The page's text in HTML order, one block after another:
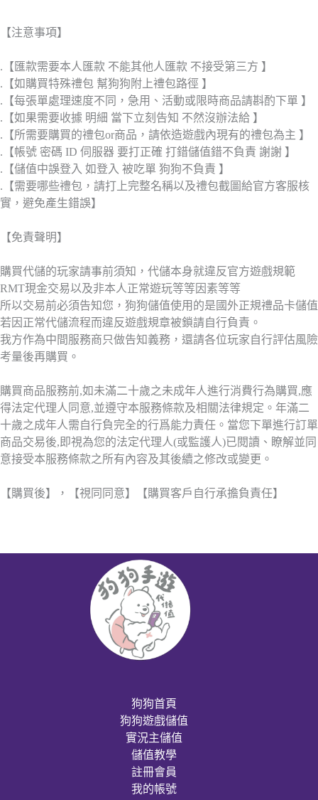
【注意事項】
.【匯款需要本人匯款 不能其他人匯款 不接受第三方 】
.【如購買特殊禮包 幫狗狗附上禮包路徑 】
.【每張單處理速度不同，急用、活動或限時商品請斟酌下單 】
.【如果需要收據 明細 當下立刻告知 不然沒辦法給 】
.【所需要購買的禮包or商品，請依造遊戲內現有的禮包為主 】
.【帳號 密碼 ID 伺服器 要打正確 打錯儲值錯不負責 謝謝 】
.【儲值中誤登入 如登入 被吃單 狗狗不負責 】
.【需要哪些禮包，請打上完整名稱以及禮包截圖給官方客服核
實，避免產生錯誤】
【免責聲明】
購買代儲的玩家請事前須知，代儲本身就違反官方遊戲規範
RMT現金交易以及非本人正常遊玩等等因素等等
所以交易前必須告知您，狗狗儲值使用的是國外正規禮品卡儲值
若因正常代儲流程而違反遊戲規章被鎖請自行負責。
我方作為中間服務商只做告知義務，還請各位玩家自行評估風險
考量後再購買。
購買商品服務前,如未滿二十歲之未成年人進行消費行為購買,應
得法定代理人同意,並遵守本服務條款及相關法律規定。年滿二
十歲之成年人需自行負完全的行爲能力責任。當您下單進行訂單
商品交易後,即視為您的法定代理人(或監護人)已閱讀、瞭解並同
意接受本服務條款之所有內容及其後續之修改或變更。
【購買後】，【視同同意】【購買客戶自行承擔負責任】
狗狗首頁
狗狗遊戲儲值
實況主儲值
儲值教學
註冊會員
我的帳號